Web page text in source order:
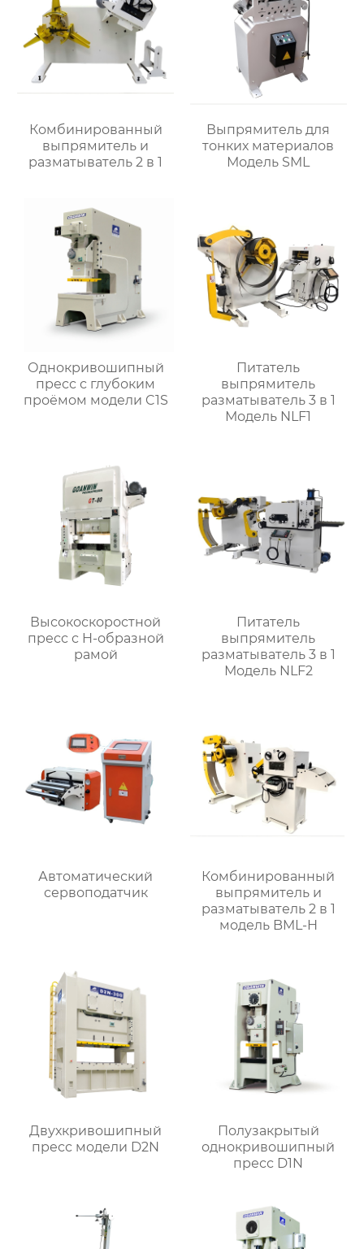
Комбинированный
выпрямитель и
разматыватель 2 в 1
Выпрямитель для
тонких материалов
Модель SML
Однокривошипный
пресс с глубоким
проёмом модели C1S
Питатель
выпрямитель
разматыватель 3 в 1
Модель NLF1
Высокоскоростной
пресс с H-образной
рамой
Питатель
выпрямитель
разматыватель 3 в 1
Модель NLF2
Автоматический
сервоподатчик
Комбинированный
выпрямитель и
разматыватель 2 в 1
модель BML-H
Двухкривошипный
пресс модели D2N
Полузакрытый
однокривошипный
пресс D1N